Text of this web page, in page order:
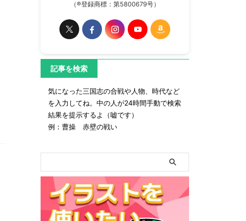
（®登録商標：第5800679号）
記事を検索
気になった三国志の合戦や人物、時代など
を入力してね。中の人が24時間手動で検索
結果を提示するよ（嘘です）
例：曹操 赤壁の戦い